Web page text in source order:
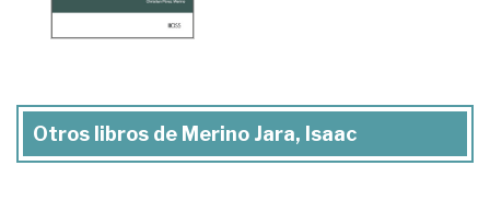
Otros libros de Merino Jara, Isaac